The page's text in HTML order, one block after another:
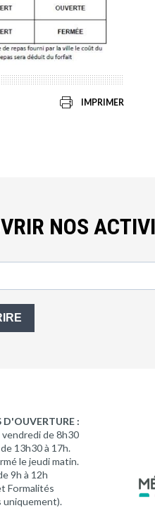
IMPRIMER
NOS
D'OUVERTURE :
vendredi de 8h30
13h30 à 17h.
le jeudi matin.
9h à 12h
Formalités